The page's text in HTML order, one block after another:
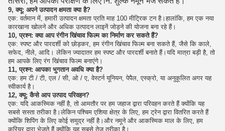
9, क्यू: अपने उत्पादन क्षमता क्या है?
एक: वर्तमान में, हमारी उत्पादन क्षमता प्रति माह 100 मीट्रिक टन है।हालांकि, हम एक नया
कारखाना खोलने और अधिक उत्पादन लाइनें जोड़ने की योजना बना रहे हैं।
10, प्रश्न: क्या आप रंगीन खिंचाव फिल्म का निर्माण कर सकते हैं?
एक: स्पष्ट और पारदर्शी को छोड़कर, हम रंगीन खिंचाव फिल्म बना सकते हैं, जैसे कि काले,
सफेद, नीले, आदि। लेकिन ज्यादातर हम स्पष्ट और पारदर्शी बनाते हैं।यदि मात्रा बड़ी है, तो
हम आपके लिए रंग खिंचाव फिल्म बनाएंगे।
11, प्रश्न: आपका भुगतान अवधि क्या है?
एक: हम टी / टी, एल / सी, ओ / ए, वेस्टर्न यूनियन, पेपैल, एस्क्रो, या अनुकूलित अगर यह
स्वीकार्य है।
12, क्यू: कैसे आप उत्पाद परिवहन?
एक: यदि आकस्मिक नहीं है, तो आमतौर पर हम जहाज द्वारा परिवहन करते हैं क्योंकि यह
सबसे सस्ता तरीका है।लेकिन पश्चिम एशिया क्षेत्र के लिए, हम ट्रेन द्वारा वितरित करते हैं
क्योंकि शिपिंग के लिए कोई समुद्र नहीं है।और नमूने और आकस्मिक माल के लिए, हम
कूरियर द्वारा भेजते हैं क्योंकि यह सबसे तेज़ तरीका है।